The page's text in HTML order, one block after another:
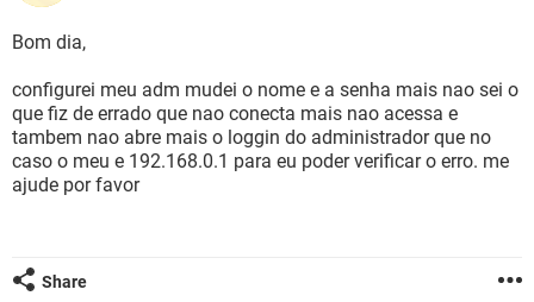
GUIA DE COMPRAS
INSTAGRAM
CELULAR
OUTLOOK
INSTAGRAM GMAIL
GUIA DE COMPRAS
JOGOS
OUTLOOK EXCEL
GUIA DE COMPRAS
Bom dia,
configurei meu adm mudei o nome e a senha mais nao sei o
que fiz de errado que nao conecta mais nao acessa e
tambem nao abre mais o loggin do administrador que no
caso o meu e 192.168.0.1 para eu poder verificar o erro. me
ajude por favor
Share